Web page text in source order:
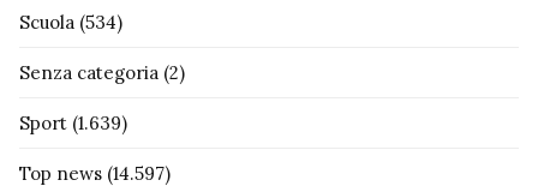
Scuola (534)
Senza categoria (2)
Sport (1.639)
Top news (14.597)